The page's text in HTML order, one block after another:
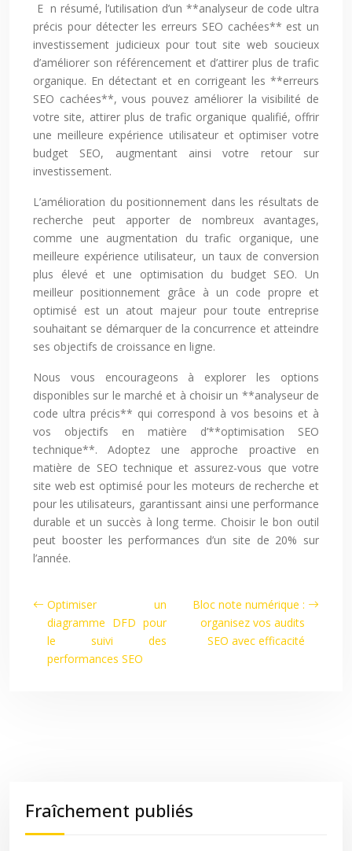
En résumé, l’utilisation d’un **analyseur de code ultra
précis pour détecter les erreurs SEO cachées** est un
investissement judicieux pour tout site web soucieux
d’améliorer son référencement et d’attirer plus de trafic
organique. En détectant et en corrigeant les **erreurs
SEO cachées**, vous pouvez améliorer la visibilité de
votre site, attirer plus de trafic organique qualifié, offrir
une meilleure expérience utilisateur et optimiser votre
budget SEO, augmentant ainsi votre retour sur
investissement.
L’amélioration du positionnement dans les résultats de
recherche peut apporter de nombreux avantages,
comme une augmentation du trafic organique, une
meilleure expérience utilisateur, un taux de conversion
plus élevé et une optimisation du budget SEO. Un
meilleur positionnement grâce à un code propre et
optimisé est un atout majeur pour toute entreprise
souhaitant se démarquer de la concurrence et atteindre
ses objectifs de croissance en ligne.
Nous vous encourageons à explorer les options
disponibles sur le marché et à choisir un **analyseur de
code ultra précis** qui correspond à vos besoins et à
vos objectifs en matière d’**optimisation SEO
technique**. Adoptez une approche proactive en
matière de SEO technique et assurez-vous que votre
site web est optimisé pour les moteurs de recherche et
pour les utilisateurs, garantissant ainsi une performance
durable et un succès à long terme. Choisir le bon outil
peut booster les performances d’un site de 20% sur
l’année.
Optimiser un
diagramme DFD pour
le suivi des
performances SEO
Bloc note numérique :
organisez vos audits
SEO avec efficacité
Fraîchement publiés